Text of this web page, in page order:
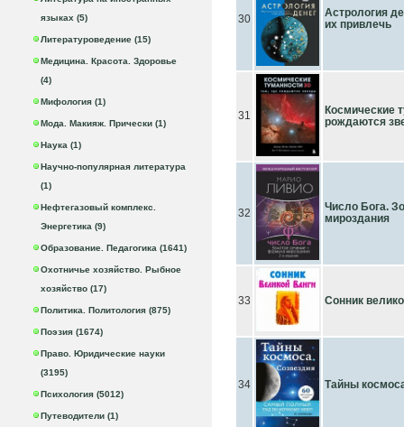
языках (5)
Литературоведение (15)
Медицина. Красота. Здоровье
(4)
Мифология (1)
Мода. Макияж. Прически (1)
Наука (1)
Научно-популярная литература
(1)
Нефтегазовый комплекс.
Энергетика (9)
Образование. Педагогика (1641)
Охотничье хозяйство. Рыбное
хозяйство (17)
Политика. Политология (875)
Поэзия (1674)
Право. Юридические науки
(3195)
Психология (5012)
Путеводители (1)
30
Астрология
их привлечь
31
Космические
рождаются
32
Число Бога.
мироздания
33 Сонник
34 Тайны